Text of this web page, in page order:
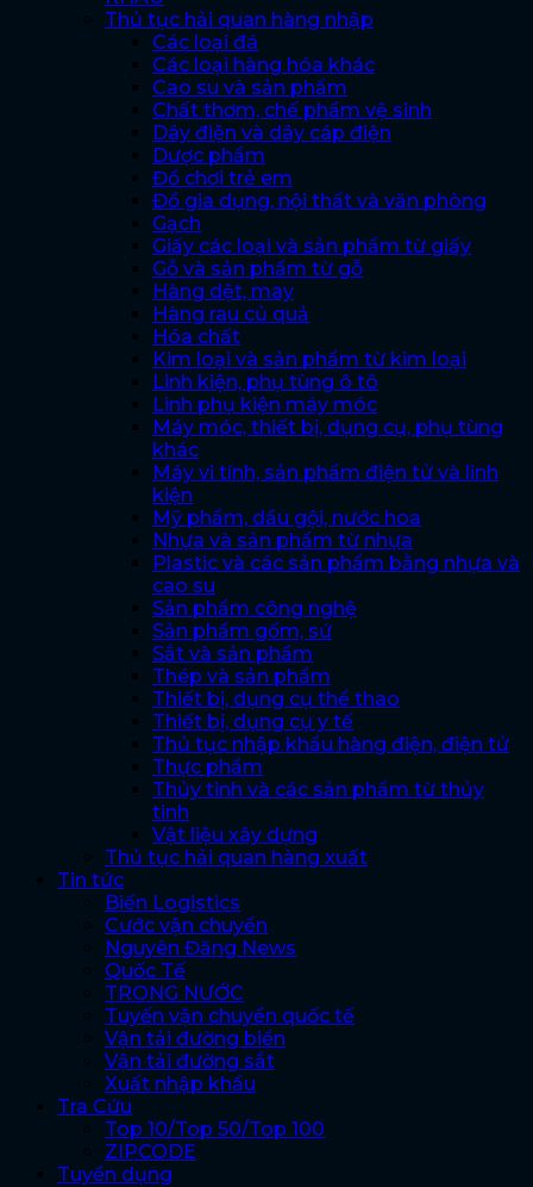
Thủ tục hải quan hàng nhập
Các loại đá
Các loại hàng hóa khác
Cao su và sản phẩm
Chất thơm, chế phẩm vệ sinh
Dây điện và dây cáp điện
Dược phẩm
Đồ chơi trẻ em
Đồ gia dụng, nội thất và văn phòng
Gạch
Giấy các loại và sản phẩm từ giấy
Gỗ và sản phẩm từ gỗ
Hàng dệt, may
Hàng rau củ quả
Hóa chất
Kim loại và sản phẩm từ kim loại
Linh kiện, phụ tùng ô tô
Linh phụ kiện máy móc
Máy móc, thiết bị, dụng cụ, phụ tùng
khác
Máy vi tính, sản phẩm điện tử và linh
kiện
Mỹ phẩm, dầu gội, nước hoa
Nhựa và sản phẩm từ nhựa
Plastic và các sản phẩm bằng nhựa và
cao su
Sản phẩm công nghệ
Sản phẩm gốm, sứ
Sắt và sản phẩm
Thép và sản phẩm
Thiết bị, dụng cụ thể thao
Thiết bị, dụng cụ y tế
Thủ tục nhập khẩu hàng điện, điện tử
Thực phẩm
Thủy tinh và các sản phẩm từ thủy
tinh
Vật liệu xây dựng
Thủ tục hải quan hàng xuất
Tin tức
Biến Logistics
Cước vận chuyển
Nguyên Đăng News
Quốc Tế
TRONG NƯỚC
Tuyến vận chuyển quốc tế
Vận tải đường biển
Vận tải đường sắt
Xuất nhập khẩu
Tra Cứu
Top 10/Top 50/Top 100
ZIPCODE
Tuyển dụng